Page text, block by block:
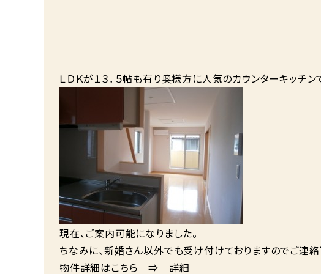
ＬＤＫが１３．５帖も有り奥様方に人気のカウンターキッチン
現在、ご案内可能になりました。
ちなみに、新婚さん以外でも受け付けておりますのでご連絡
物件詳細はこちら ⇒ 詳細